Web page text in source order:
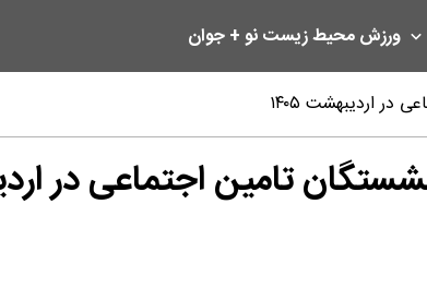
ورزشمحیط زیستنو + جوان